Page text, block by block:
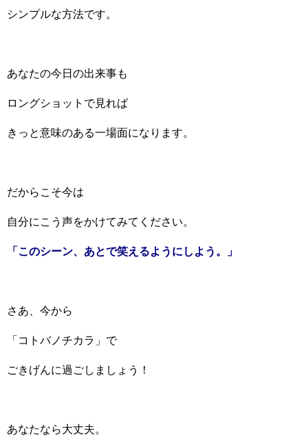
シンプルな方法です。
あなたの今日の出来事も
ロングショットで見れば
きっと意味のある一場面になります。
だからこそ今は
自分にこう声をかけてみてください。
「このシーン、あとで笑えるようにしよう。」
さあ、今から
「コトバノチカラ」で
ごきげんに過ごしましょう！
あなたなら大丈夫。